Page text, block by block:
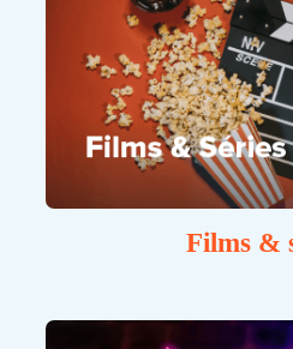
Films &